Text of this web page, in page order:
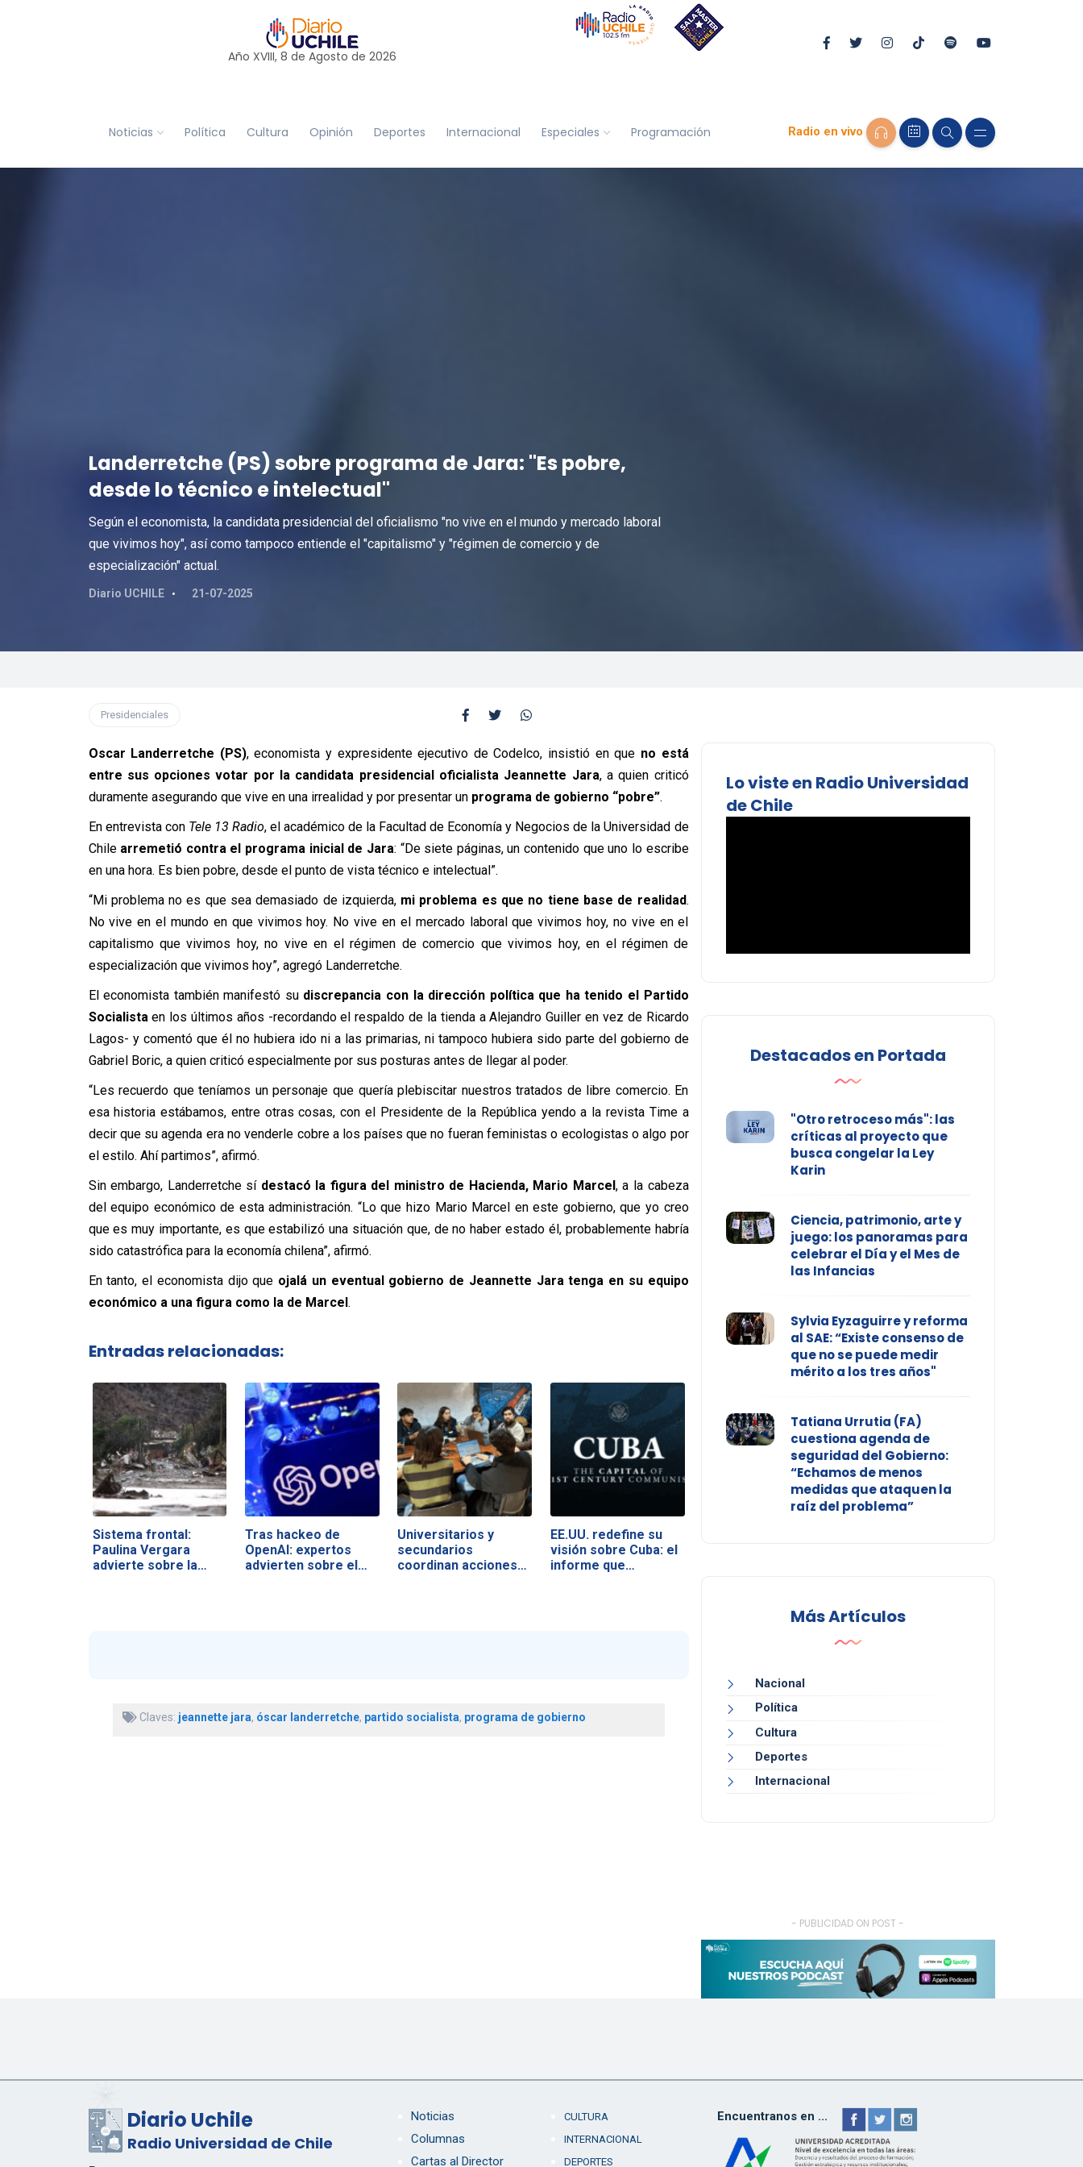
Año XVIII, 8 de Agosto de 2026
Noticias Política Cultura Opinión Deportes Internacional Especiales Programación Radio en vivo
Landerretche (PS) sobre programa de Jara: "Es pobre,
desde lo técnico e intelectual"
Según el economista, la candidata presidencial del oficialismo "no vive en el mundo y mercado laboral
que vivimos hoy", así como tampoco entiende el "capitalismo" y "régimen de comercio y de
especialización" actual.
Diario UCHILE 21-07-2025
Presidenciales
Oscar Landerretche (PS), economista y expresidente ejecutivo de Codelco, insistió en que no está
entre sus opciones votar por la candidata presidencial oficialista Jeannette Jara, a quien criticó
duramente asegurando que vive en una irrealidad y por presentar un programa de gobierno “pobre”.
En entrevista con Tele 13 Radio, el académico de la Facultad de Economía y Negocios de la Universidad de
Chile arremetió contra el programa inicial de Jara: “De siete páginas, un contenido que uno lo escribe
en una hora. Es bien pobre, desde el punto de vista técnico e intelectual”.
“Mi problema no es que sea demasiado de izquierda, mi problema es que no tiene base de realidad.
No vive en el mundo en que vivimos hoy. No vive en el mercado laboral que vivimos hoy, no vive en el
capitalismo que vivimos hoy, no vive en el régimen de comercio que vivimos hoy, en el régimen de
especialización que vivimos hoy”, agregó Landerretche.
El economista también manifestó su discrepancia con la dirección política que ha tenido el Partido
Socialistaen los últimos años -recordando el respaldo de la tienda a Alejandro Guiller en vez de Ricardo
Lagos- y comentó que él no hubiera ido ni a las primarias, ni tampoco hubiera sido parte del gobierno de
Gabriel Boric, a quien criticó especialmente por sus posturas antes de llegar al poder.
“Les recuerdo que teníamos un personaje que quería plebiscitar nuestros tratados de libre comercio. En
esa historia estábamos, entre otras cosas, con el Presidente de la República yendo a la revista Time a
decir que su agenda era no venderle cobre a los países que no fueran feministas o ecologistas o algo por
el estilo. Ahí partimos”, afirmó.
Sin embargo, Landerretche sí destacó la figura del ministro de Hacienda, Mario Marcel, a la cabeza
del equipo económico de esta administración. “Lo que hizo Mario Marcel en este gobierno, que yo creo
que es muy importante, es que estabilizó una situación que, de no haber estado él, probablemente habría
sido catastrófica para la economía chilena”, afirmó.
En tanto, el economista dijo que ojalá un eventual gobierno de Jeannette Jara tenga en su equipo
económico a una figura como la de Marcel.
Entradas relacionadas:
Sistema frontal:
Paulina Vergara
advierte sobre la…
Tras hackeo de
OpenAI: expertos
advierten sobre el…
Universitarios y
secundarios
coordinan acciones…
EE.UU. redefine su
visión sobre Cuba: el
informe que…
Claves: jeannette jara, óscar landerretche, partido socialista, programa de gobierno
Lo viste en Radio Universidad
de Chile
Destacados en Portada
"Otro retroceso más": las
críticas al proyecto que
busca congelar la Ley
Karin
Ciencia, patrimonio, arte y
juego: los panoramas para
celebrar el Día y el Mes de
las Infancias
Sylvia Eyzaguirre y reforma
al SAE: “Existe consenso de
que no se puede medir
mérito a los tres años"
Tatiana Urrutia (FA)
cuestiona agenda de
seguridad del Gobierno:
“Echamos de menos
medidas que ataquen la
raíz del problema”
Más Artículos
Nacional
Política
Cultura
Deportes
Internacional
- PUBLICIDAD ON POST -
Diario Uchile
Radio Universidad de Chile
Noticias
Columnas
Cartas al Director
CULTURA
INTERNACIONAL
DEPORTES
Encuentranos en ...